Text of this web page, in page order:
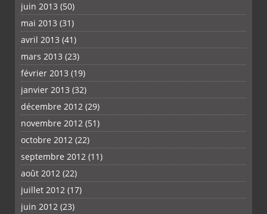
juin 2013 (50)
mai 2013 (31)
avril 2013 (41)
mars 2013 (23)
février 2013 (19)
janvier 2013 (32)
décembre 2012 (29)
novembre 2012 (51)
octobre 2012 (22)
septembre 2012 (11)
août 2012 (22)
juillet 2012 (17)
juin 2012 (23)